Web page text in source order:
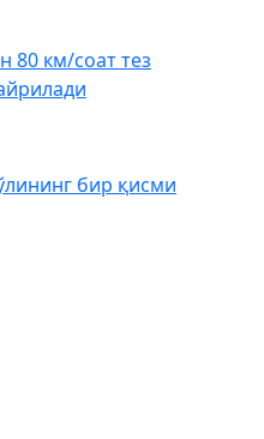
80 км/соат тез
бир қисми